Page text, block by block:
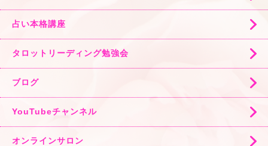
占い本格講座
タロットリーディング勉強会
ブログ
YouTubeチャンネル
オンラインサロン